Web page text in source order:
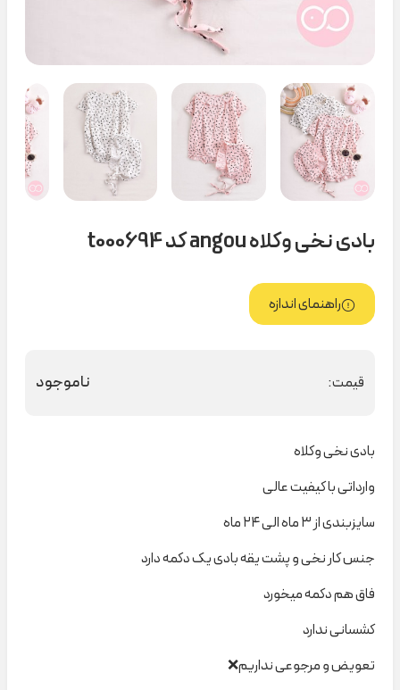
بادی نخی وکلاه angou کد t000694
راهنمای اندازه
قیمت: ناموجود
بادی نخی وکلاه
وارداتی با کیفیت عالی
سایزبندی از ۳ ماه الی ۲۴ ماه
جنس کار نخی و پشت یقه بادی یک دکمه دارد
فاق هم دکمه میخورد
کشسانی ندارد
تعویض و مرجوعی نداریم❌